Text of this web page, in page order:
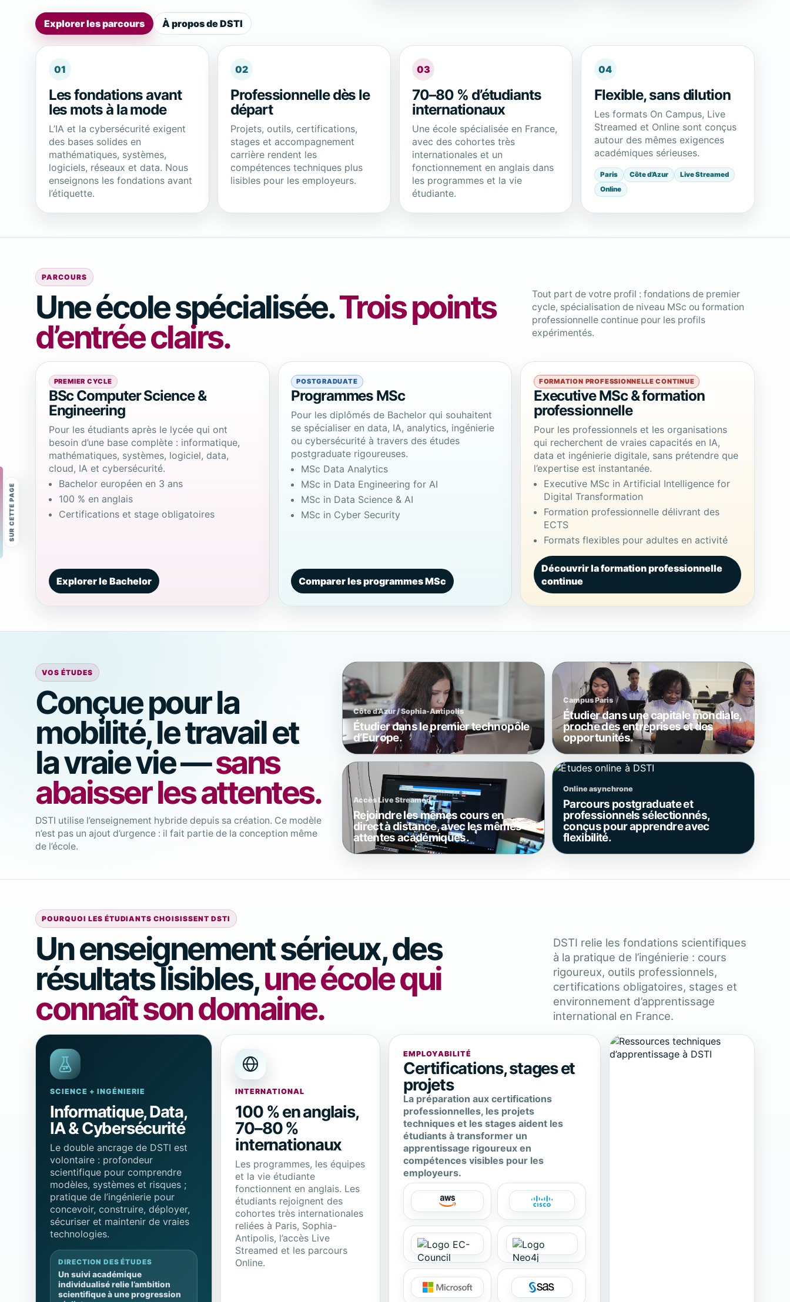
Explorer les parcours À propos de DSTI
01
Les fondations avant
les mots à la mode
L’IA et la cybersécurité exigent
des bases solides en
mathématiques, systèmes,
logiciels, réseaux et data. Nous
enseignons les fondations avant
l’étiquette.
02
Professionnelle dès le
départ
Projets, outils, certifications,
stages et accompagnement
carrière rendent les
compétences techniques plus
lisibles pour les employeurs.
03
70–80 % d’étudiants
internationaux
Une école spécialisée en France,
avec des cohortes très
internationales et un
fonctionnement en anglais dans
les programmes et la vie
étudiante.
04
Flexible, sans dilution
Les formats On Campus, Live
Streamed et Online sont conçus
autour des mêmes exigences
académiques sérieuses.
Paris Côte d’Azur
Live Streamed
Online
PARCOURS
Une école spécialisée.Trois points
d’entrée clairs.
Tout part de votre profil : fondations de premier
cycle, spécialisation de niveau MSc ou formation
professionnelle continue pour les profils
expérimentés.
PREMIER CYCLE
BSc Computer Science &
Engineering
Pour les étudiants après le lycée qui ont
besoin d’une base complète : informatique,
mathématiques, systèmes, logiciel, data,
cloud, IA et cybersécurité.
Bachelor européen en 3 ans
100 % en anglais
Certifications et stage obligatoires
Explorer le Bachelor
POSTGRADUATE
Programmes MSc
Pour les diplômés de Bachelor qui souhaitent
se spécialiser en data, IA, analytics, ingénierie
ou cybersécurité à travers des études
postgraduate rigoureuses.
MSc Data Analytics
MSc in Data Engineering for AI
MSc in Data Science & AI
MSc in Cyber Security
Comparer les programmes MSc
FORMATION PROFESSIONNELLE CONTINUE
Executive MSc & formation
professionnelle
Pour les professionnels et les organisations
qui recherchent de vraies capacités en IA,
data et ingénierie digitale, sans prétendre que
l’expertise est instantanée.
Executive MSc in Artificial Intelligence for
Digital Transformation
Formation professionnelle délivrant des
ECTS
Formats flexibles pour adultes en activité
Découvrir la formation professionnelle
continue
VOS ÉTUDES
Conçue pour la
mobilité, le travail et
la vraie vie —sans
abaisser les attentes.
DSTI utilise l’enseignement hybride depuis sa création. Ce modèle
n’est pas un ajout d’urgence : il fait partie de la conception même
de l’école.
Côte d’Azur / Sophia-Antipolis
Étudier dans le premier technopôle
d’Europe.
Campus Paris
Étudier dans une capitale mondiale,
proche des entreprises et des
opportunités.
Accès Live Streamed
Rejoindre les mêmes cours en
direct à distance, avec les mêmes
attentes académiques.
Online asynchrone
Parcours postgraduate et
professionnels sélectionnés,
conçus pour apprendre avec
flexibilité.
POURQUOI LES ÉTUDIANTS CHOISISSENT DSTI
Un enseignement sérieux, des
résultats lisibles,une école qui
connaît son domaine.
DSTI relie les fondations scientifiques
à la pratique de l’ingénierie : cours
rigoureux, outils professionnels,
certifications obligatoires, stages et
environnement d’apprentissage
international en France.
SCIENCE + INGÉNIERIE
Informatique, Data,
IA & Cybersécurité
Le double ancrage de DSTI est
volontaire : profondeur
scientifique pour comprendre
modèles, systèmes et risques ;
pratique de l’ingénierie pour
concevoir, construire, déployer,
sécuriser et maintenir de vraies
technologies.
DIRECTION DES ÉTUDES
Un suivi académique
individualisé relie l’ambition
scientifique à une progression
INTERNATIONAL
100 % en anglais,
70–80 %
internationaux
Les programmes, les équipes
et la vie étudiante
fonctionnent en anglais. Les
étudiants rejoignent des
cohortes très internationales
reliées à Paris, Sophia-
Antipolis, l’accès Live
Streamed et les parcours
Online.
EMPLOYABILITÉ
Certifications, stages et
projets
La préparation aux certifications
professionnelles, les projets
techniques et les stages aident les
étudiants à transformer un
apprentissage rigoureux en
compétences visibles pour les
employeurs.